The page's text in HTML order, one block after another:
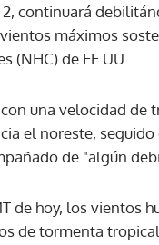
2, continuará
máximos
(NHC) de EE.UU.
una velocidad
el noreste,
de "algún
de hoy, los vientos
de tormenta